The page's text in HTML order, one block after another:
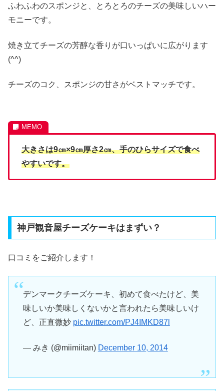
ふわふわのスポンジと、とろとろのチーズの美味しいハー
モニーです。
焼き立てチーズの芳醇な香りが口いっぱいに広がります
(^^)
チーズのコク、スポンジの甘さがベストマッチです。
大きさは9㎝×9㎝厚さ2㎝、手のひらサイズで食べ
やすいです。
神戸観音屋チーズケーキはまずい？
口コミをご紹介します！
デンマークチーズケーキ、初めて食べたけど、美
味しいか美味しくないかと言われたら美味しいけ
ど、正直微妙 pic.twitter.com/PJ4IMKD87l
— みき (@miimiitan) December 10, 2014